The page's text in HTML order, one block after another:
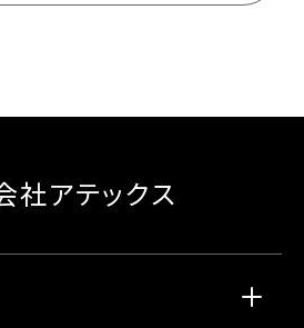
社アテックス